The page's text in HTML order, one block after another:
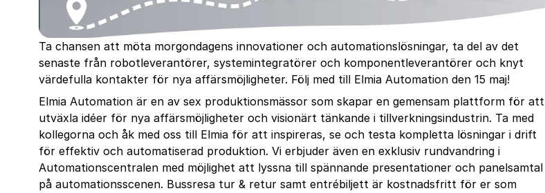
Ta chansen att möta morgondagens innovationer och automationslösningar, ta del av det
senaste från robotleverantörer, systemintegratörer och komponentleverantörer och knyt
värdefulla kontakter för nya affärsmöjligheter. Följ med till Elmia Automation den 15 maj!
Elmia Automation är en av sex produktionsmässor som skapar en gemensam plattform för att
utväxla idéer för nya affärsmöjligheter och visionärt tänkande i tillverkningsindustrin. Ta med
kollegorna och åk med oss till Elmia för att inspireras, se och testa kompletta lösningar i drift
för effektiv och automatiserad produktion. Vi erbjuder även en exklusiv rundvandring i
Automationscentralen med möjlighet att lyssna till spännande presentationer och panelsamtal
på automationsscenen. Bussresa tur & retur samt entrébiljett är kostnadsfritt för er som